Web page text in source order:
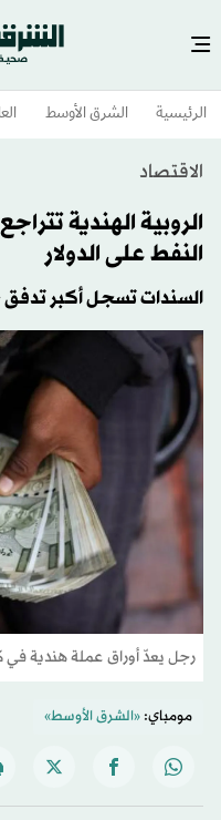
الرئيسية الشرق الأوسط​
الاقتصاد
الروبية الهندية
النفط على الدولار
السندات تسجل أكبر تدفق
رجل يعدّ أوراق عملة هندية
مومباي:«الشرق الأوسط»